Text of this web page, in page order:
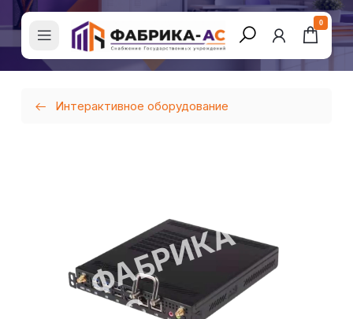
0
Интерактивное оборудование